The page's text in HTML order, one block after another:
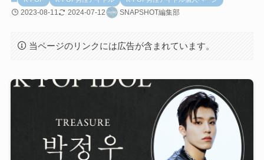
2023-08-11 2024-07-12 SNAPSHOT編集部
当ページのリンクには広告が含まれています。